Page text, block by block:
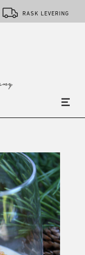
RASK LEVERING